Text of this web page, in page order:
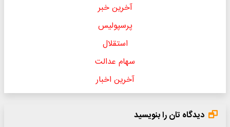
آخرین خبر
پرسپولیس
استقلال
سهام عدالت
آخرین اخبار
دیدگاه تان را بنویسید